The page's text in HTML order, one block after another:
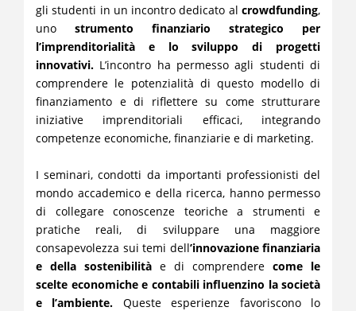
gli studenti in un incontro dedicato al crowdfunding,
uno strumento finanziario strategico per
l’imprenditorialità e lo sviluppo di progetti
innovativi. L’incontro ha permesso agli studenti di
comprendere le potenzialità di questo modello di
finanziamento e di riflettere su come strutturare
iniziative imprenditoriali efficaci, integrando
competenze economiche, finanziarie e di marketing.
I seminari, condotti da importanti professionisti del
mondo accademico e della ricerca, hanno permesso
di collegare conoscenze teoriche a strumenti e
pratiche reali, di sviluppare una maggiore
consapevolezza sui temi dell’innovazione finanziaria
e della sostenibilità e di comprendere come le
scelte economiche e contabili influenzino la società
e l’ambiente. Queste esperienze favoriscono lo